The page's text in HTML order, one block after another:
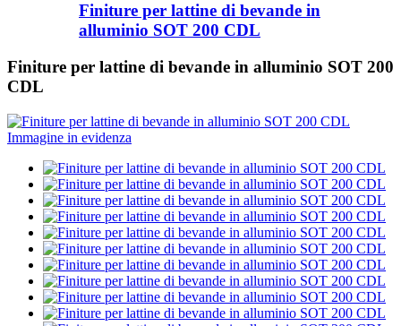
Finiture per lattine di bevande in
alluminio SOT 200 CDL
Finiture per lattine di bevande in alluminio SOT 200
CDL